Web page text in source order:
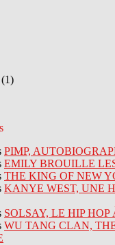
(1)
PIMP,
EMILY BROUILLE
THE KING OF NEW
KANYE WEST, UNE
SOLSAY, LE HIP
WU TANG CLAN,